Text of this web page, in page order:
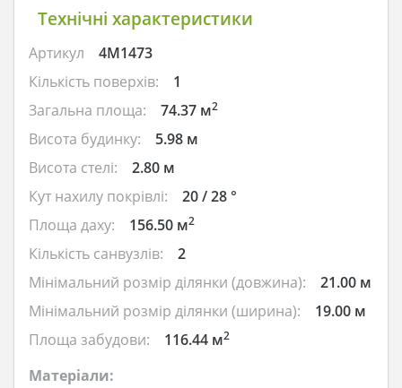
Технічні характеристики
Артикул
4M1473
Кількість поверхів:
1
Загальна площа:
74.37 м2
Висота будинку:
5.98 м
Висота стелі:
2.80 м
Кут нахилу покрівлі:
20 / 28 °
Площа даху:
156.50 м2
Кількість санвузлів:
2
Мінімальний розмір ділянки (довжина):
21.00 м
Мінімальний розмір ділянки (ширина):
19.00 м
Площа забудови:
116.44 м2
Матеріали: